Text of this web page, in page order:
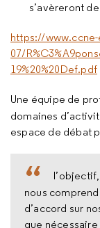
s’avèreront
https://
07/
19%20%20Def.pdf
Une équipe de
domaines
espace de débat
nous
d’accord sur
que